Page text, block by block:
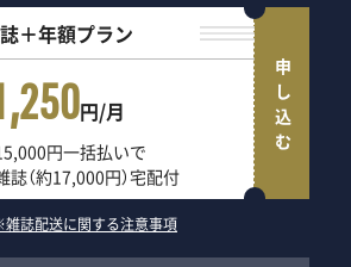
＋年額プラン
円/月
円一括払いで
誌（約17,000円）宅配付
申し込む
誌配送に関する注意事項